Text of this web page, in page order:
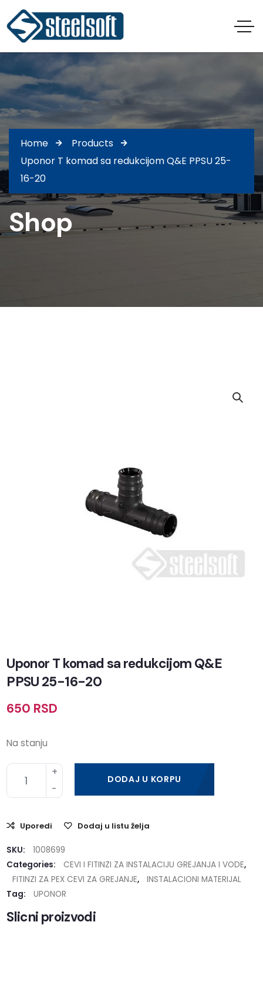
Home
Products
Uponor T komad sa redukcijom Q&E PPSU 25-
16-20
Shop
Uponor T komad sa redukcijom Q&E
PPSU 25-16-20
650 RSD
Na stanju
DODAJ U KORPU
Uporedi Dodaj u listu želja
SKU:
1008699
Categories:
CEVI I FITINZI ZA INSTALACIJU GREJANJA I VODE,
FITINZI ZA PEX CEVI ZA GREJANJE,
INSTALACIONI MATERIJAL
Tag:
UPONOR
Slicni proizvodi